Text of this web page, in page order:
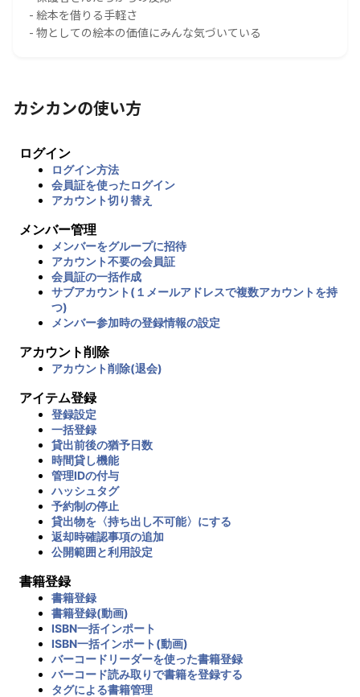
- 絵本を借りる手軽さ
- 物としての絵本の価値にみんな気づいている
カシカンの使い方
ログイン
ログイン方法
会員証を使ったログイン
アカウント切り替え
メンバー管理
メンバーをグループに招待
アカウント不要の会員証
会員証の一括作成
サブアカウント(１メールアドレスで複数アカウントを持
つ)
メンバー参加時の登録情報の設定
アカウント削除
アカウント削除(退会)
アイテム登録
登録設定
一括登録
貸出前後の猶予日数
時間貸し機能
管理IDの付与
ハッシュタグ
予約制の停止
貸出物を〈持ち出し不可能〉にする
返却時確認事項の追加
公開範囲と利用設定
書籍登録
書籍登録
書籍登録(動画)
ISBN一括インポート
ISBN一括インポート(動画)
バーコードリーダーを使った書籍登録
バーコード読み取りで書籍を登録する
タグによる書籍管理